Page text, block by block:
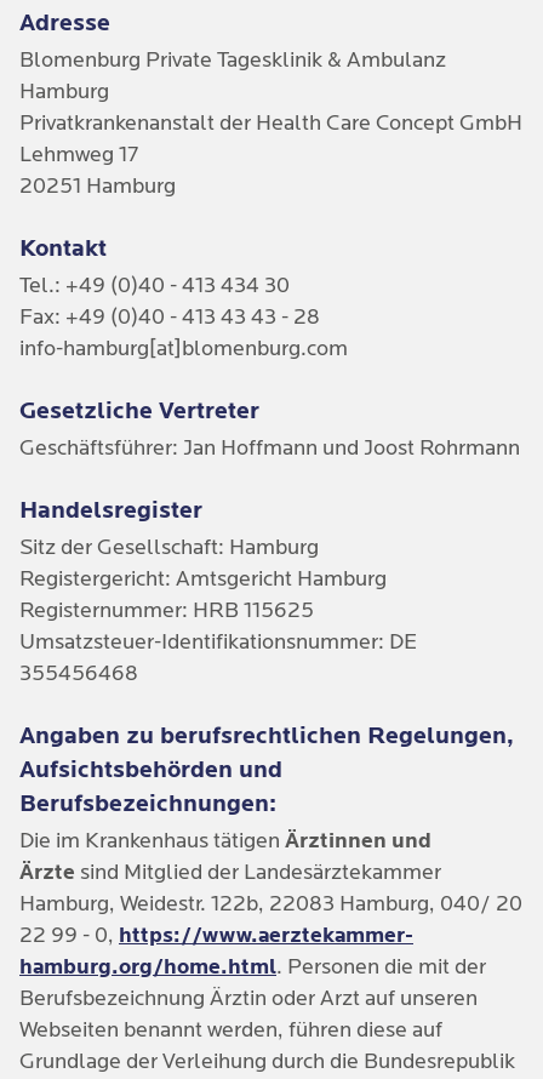
Adresse
Blomenburg Private Tagesklinik & Ambulanz
Hamburg
Privatkrankenanstalt der Health Care Concept GmbH
Lehmweg 17
20251 Hamburg
Kontakt
Tel.: +49 (0)40 - 413 434 30
Fax: +49 (0)40 - 413 43 43 - 28
info-hamburg[at]blomenburg.com
Gesetzliche Vertreter
Geschäftsführer: Jan Hoffmann und Joost Rohrmann
Handelsregister
Sitz der Gesellschaft: Hamburg
Registergericht: Amtsgericht Hamburg
Registernummer: HRB 115625
Umsatzsteuer-Identifikationsnummer: DE
355456468
Angaben zu berufsrechtlichen Regelungen,
Aufsichtsbehörden und
Berufsbezeichnungen:
Die im Krankenhaus tätigen Ärztinnen und
Ärzte sind Mitglied der Landesärztekammer
Hamburg, Weidestr. 122b, 22083 Hamburg, 040/ 20
22 99 - 0, https://www.aerztekammer-
hamburg.org/home.html. Personen die mit der
Berufsbezeichnung Ärztin oder Arzt auf unseren
Webseiten benannt werden, führen diese auf
Grundlage der Verleihung durch die Bundesrepublik